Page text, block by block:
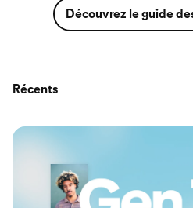
Découvrez le guide
Récents